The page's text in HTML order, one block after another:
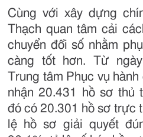
Cùng với xây dựng
Thạch quan tâm cải
chuyển đổi số nhằm
càng tốt hơn. Từ
Trung tâm Phục vụ
nhận 20.431 hồ sơ thủ
đó có 20.301 hồ sơ trực
lệ hồ sơ giải quyết